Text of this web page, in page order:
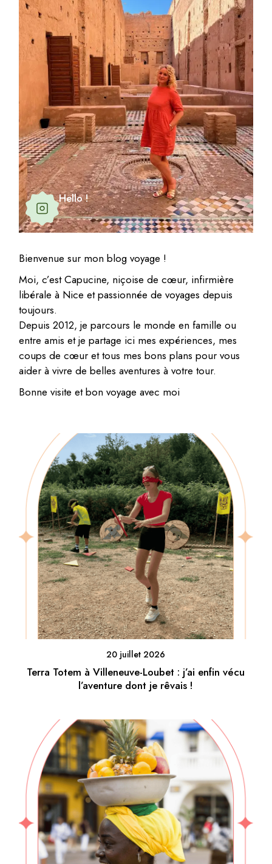
Hello !
Bienvenue sur mon blog voyage !
Moi, c’est Capucine, niçoise de cœur, infirmière
libérale à Nice et passionnée de voyages depuis
toujours.
Depuis 2012, je parcours le monde en famille ou
entre amis et je partage ici mes expériences, mes
coups de cœur et tous mes bons plans pour vous
aider à vivre de belles aventures à votre tour.
Bonne visite et bon voyage avec moi
20 juillet 2026
Terra Totem à Villeneuve-Loubet : j’ai enfin vécu
l’aventure dont je rêvais !